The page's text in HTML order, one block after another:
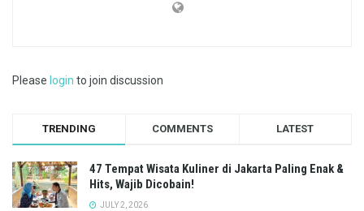
Please login to join discussion
TRENDING COMMENTS LATEST
47 Tempat Wisata Kuliner di Jakarta Paling Enak &
Hits, Wajib Dicobain!
JULY 2, 2026